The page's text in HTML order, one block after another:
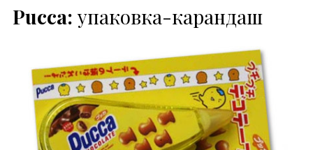
Pucca:упаковка-карандаш